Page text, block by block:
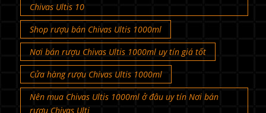
Chivas Ultis 10
Shop rượu bán Chivas Ultis 1000ml
Nơi bán rượu Chivas Ultis 1000ml uy tín giá tốt
Cửa hàng rượu Chivas Ultis 1000ml
Nên mua Chivas Ultis 1000ml ở đâu uy tín Nơi bán
rượu Chivas Ulti